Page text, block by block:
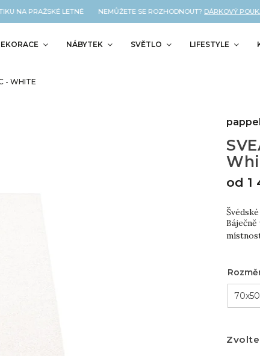
PRAŽSKÉ LETNÉ NEMŮŽETE SE ROZHODNOUT?DÁRKOVÝ POUKAZ
NÁBYTEK SVĚTLO LIFESTYLE
- WHITE
od 1
70x50